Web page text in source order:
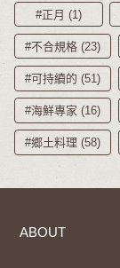
#正月 (1)
#不合規格 (23)
#可持續的 (51)
#海鮮專家 (16)
#郷土料理 (58)
ABOUT